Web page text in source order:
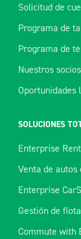
Solicitud de
Programa de
Programa de
Nuestros socios
Oportunidades
SOLUCIONES
Enterprise
Venta de
Enterprise
Gestión de
Commute with